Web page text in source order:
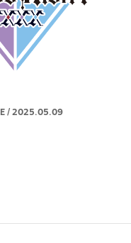
/2025.05.09